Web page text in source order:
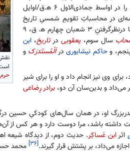
شد. روایتی هم وجود دارد که تاریخ تولدش را در اواسط جمادی‌الاول ۶ ه‍.ق/اوایل
در محاسباتِ تقویمِ شمسیِ تاریخ
اسلام، تاریخ میلادیِ تولد حسین بن علی را با درنظرگرفتنِ ۳ شعبان چهارم ه‍. ق، ۹
سال سوم، یعقوبیدرتاریخ،ابن
وحاکم نیشابوریدراَلْمُستَدرَک و
وی نیز انجام داد و او را برای شیر
می‌داد و بدین‌سان آن دو،برادر رِضاعی
او، در همان سال‌های کودکیِ حسین
باشد، مرا دوست دارد و هر کس از
اثرابن عَساکِر. حدیث دوم، از دیدگاه شیعه
اجازه می‌داد، بر پشتش قرار گیرند.[۳۶] محمد